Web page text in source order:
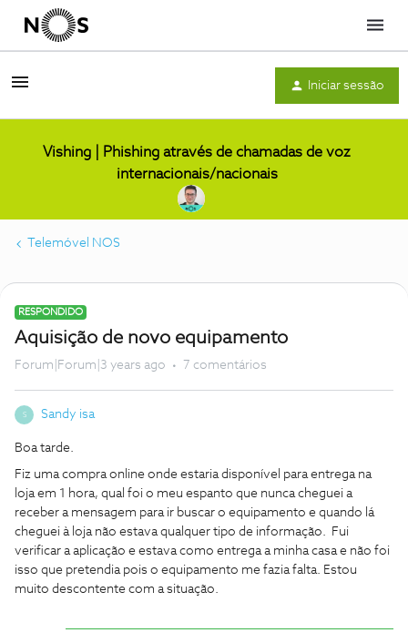
Menu
Iniciar sessão
Vishing | Phishing através de chamadas de voz
internacionais/nacionais
Telemóvel NOS
RESPONDIDO
Aquisição de novo equipamento
Forum|Forum|3 years ago 7 comentários
S Sandy isa
Boa tarde.
Fiz uma compra online onde estaria disponível para entrega na
loja em 1 hora, qual foi o meu espanto que nunca cheguei a
receber a mensagem para ir buscar o equipamento e quando lá
cheguei à loja não estava qualquer tipo de informação. Fui
verificar a aplicação e estava como entrega a minha casa e não foi
isso que pretendia pois o equipamento me fazia falta. Estou
muito descontente com a situação.